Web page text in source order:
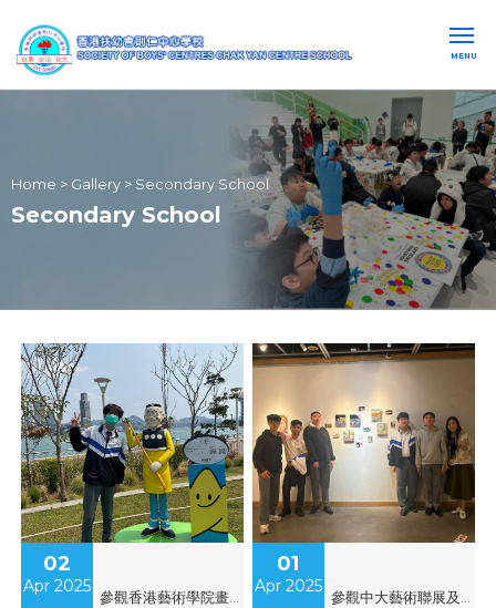
MENU
Home > Gallery > Secondary School
Secondary School
02
Apr 2025
參觀香港藝術學院畫廊展覽《Teresia》及 中西區海濱長廊藝術裝置
01
Apr 2025
參觀中大藝術聯展及QF攝影實習